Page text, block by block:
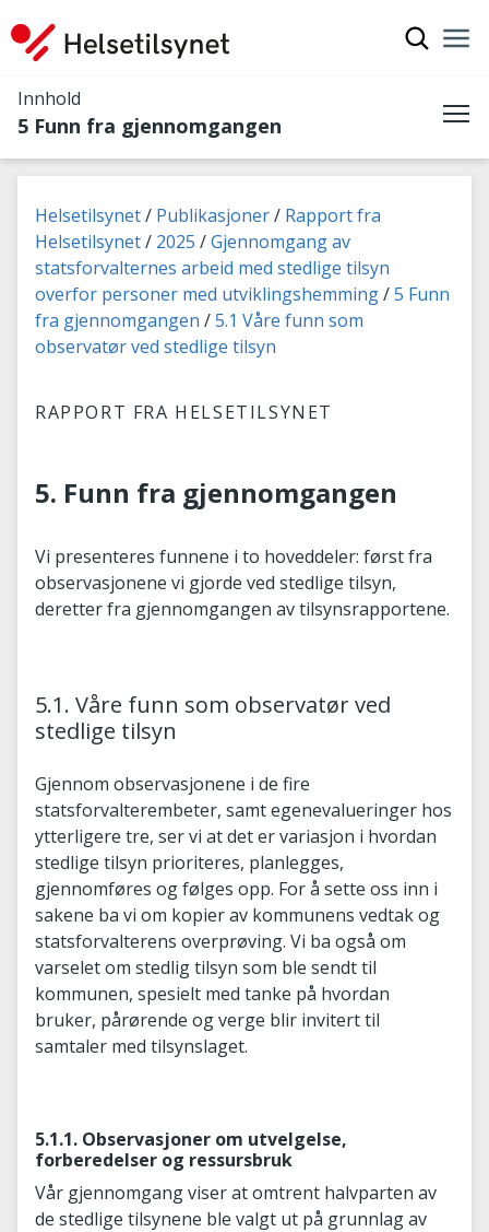
Innhold
5 Funn fra gjennomgangen
Du er her:
Helsetilsynet Publikasjoner
Rapport fra
Helsetilsynet
2025
Gjennomgang av
statsforvalternes arbeid med stedlige tilsyn
overfor personer med utviklingshemming
5 Funn
fra gjennomgangen
5.1 Våre funn som
observatør ved stedlige tilsyn
RAPPORT FRA HELSETILSYNET
5. Funn fra gjennomgangen
Vi presenteres funnene i to hoveddeler: først fra
observasjonene vi gjorde ved stedlige tilsyn,
deretter fra gjennomgangen av tilsynsrapportene.
5.1. Våre funn som observatør ved
stedlige tilsyn
Gjennom observasjonene i de fire
statsforvalterembeter, samt egenevalueringer hos
ytterligere tre, ser vi at det er variasjon i hvordan
stedlige tilsyn prioriteres, planlegges,
gjennomføres og følges opp. For å sette oss inn i
sakene ba vi om kopier av kommunens vedtak og
statsforvalterens overprøving. Vi ba også om
varselet om stedlig tilsyn som ble sendt til
kommunen, spesielt med tanke på hvordan
bruker, pårørende og verge blir invitert til
samtaler med tilsynslaget.
5.1.1. Observasjoner om utvelgelse,
forberedelser og ressursbruk
Vår gjennomgang viser at omtrent halvparten av
de stedlige tilsynene ble valgt ut på grunnlag av